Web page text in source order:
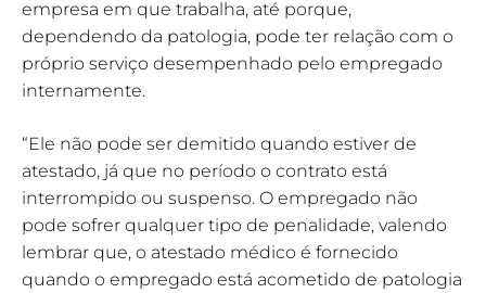
empresa em que trabalha, até porque,
dependendo da patologia, pode ter relação com o
próprio serviço desempenhado pelo empregado
internamente.
“Ele não pode ser demitido quando estiver de
atestado, já que no período o contrato está
interrompido ou suspenso. O empregado não
pode sofrer qualquer tipo de penalidade, valendo
lembrar que, o atestado médico é fornecido
quando o empregado está acometido de patologia